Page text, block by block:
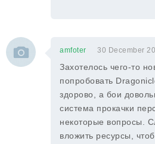
amfoter 30 December
Захотелось чего-то
попробовать
здорово, а бои
система прокачки
некоторые вопросы.
вложить ресурсы,